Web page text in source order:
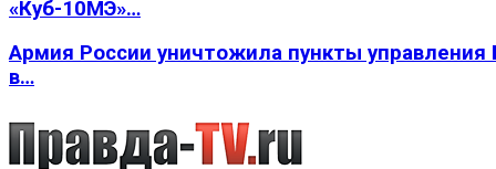
«Куб-10МЭ»…
Армия России уничтожила пункты
в…